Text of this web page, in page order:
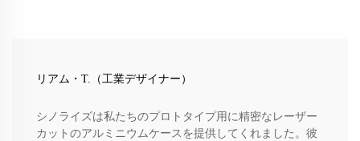
リアム・T.（工業デザイナー）
シノライズは私たちのプロトタイプ用に精密なレーザー
カットのアルミニウムケースを提供してくれました。彼